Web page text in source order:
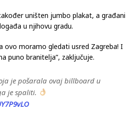
uništen jumbo plakat, a građani
u njihovu gradu.
ovo moramo gledati usred Zagreba! I
puno branitelja”, zaključuje.
je pošarala ovaj billboard u
je spaliti.